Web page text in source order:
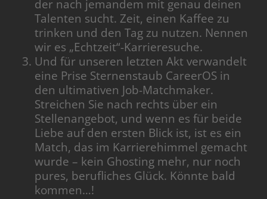
der nach jemandem mit genau deinen
Talenten sucht. Zeit, einen Kaffee zu
trinken und den Tag zu nutzen. Nennen
wir es „Echtzeit“-Karrieresuche.
Und für unseren letzten Akt verwandelt
eine Prise Sternenstaub CareerOS in
den ultimativen Job-Matchmaker.
Streichen Sie nach rechts über ein
Stellenangebot, und wenn es für beide
Liebe auf den ersten Blick ist, ist es ein
Match, das im Karrierehimmel gemacht
wurde – kein Ghosting mehr, nur noch
pures, berufliches Glück. Könnte bald
kommen…!